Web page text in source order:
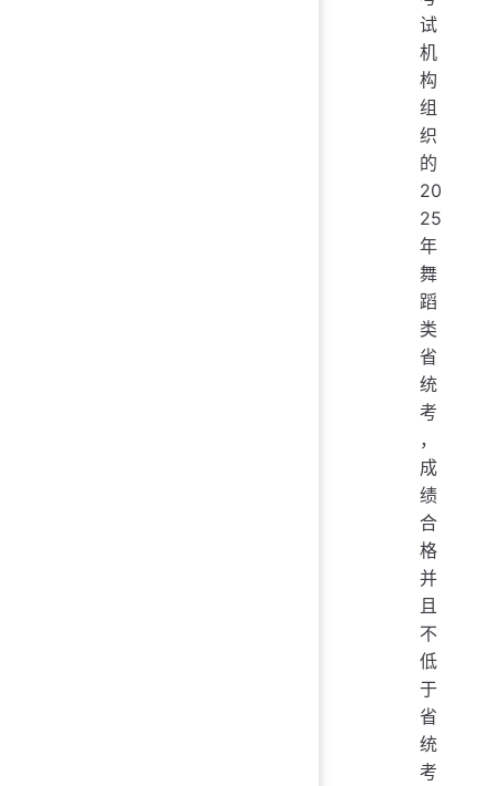
试
机
构
组
织
的
20
25
年
舞
蹈
类
省
统
考
，
成
绩
合
格
并
且
不
低
于
省
统
考